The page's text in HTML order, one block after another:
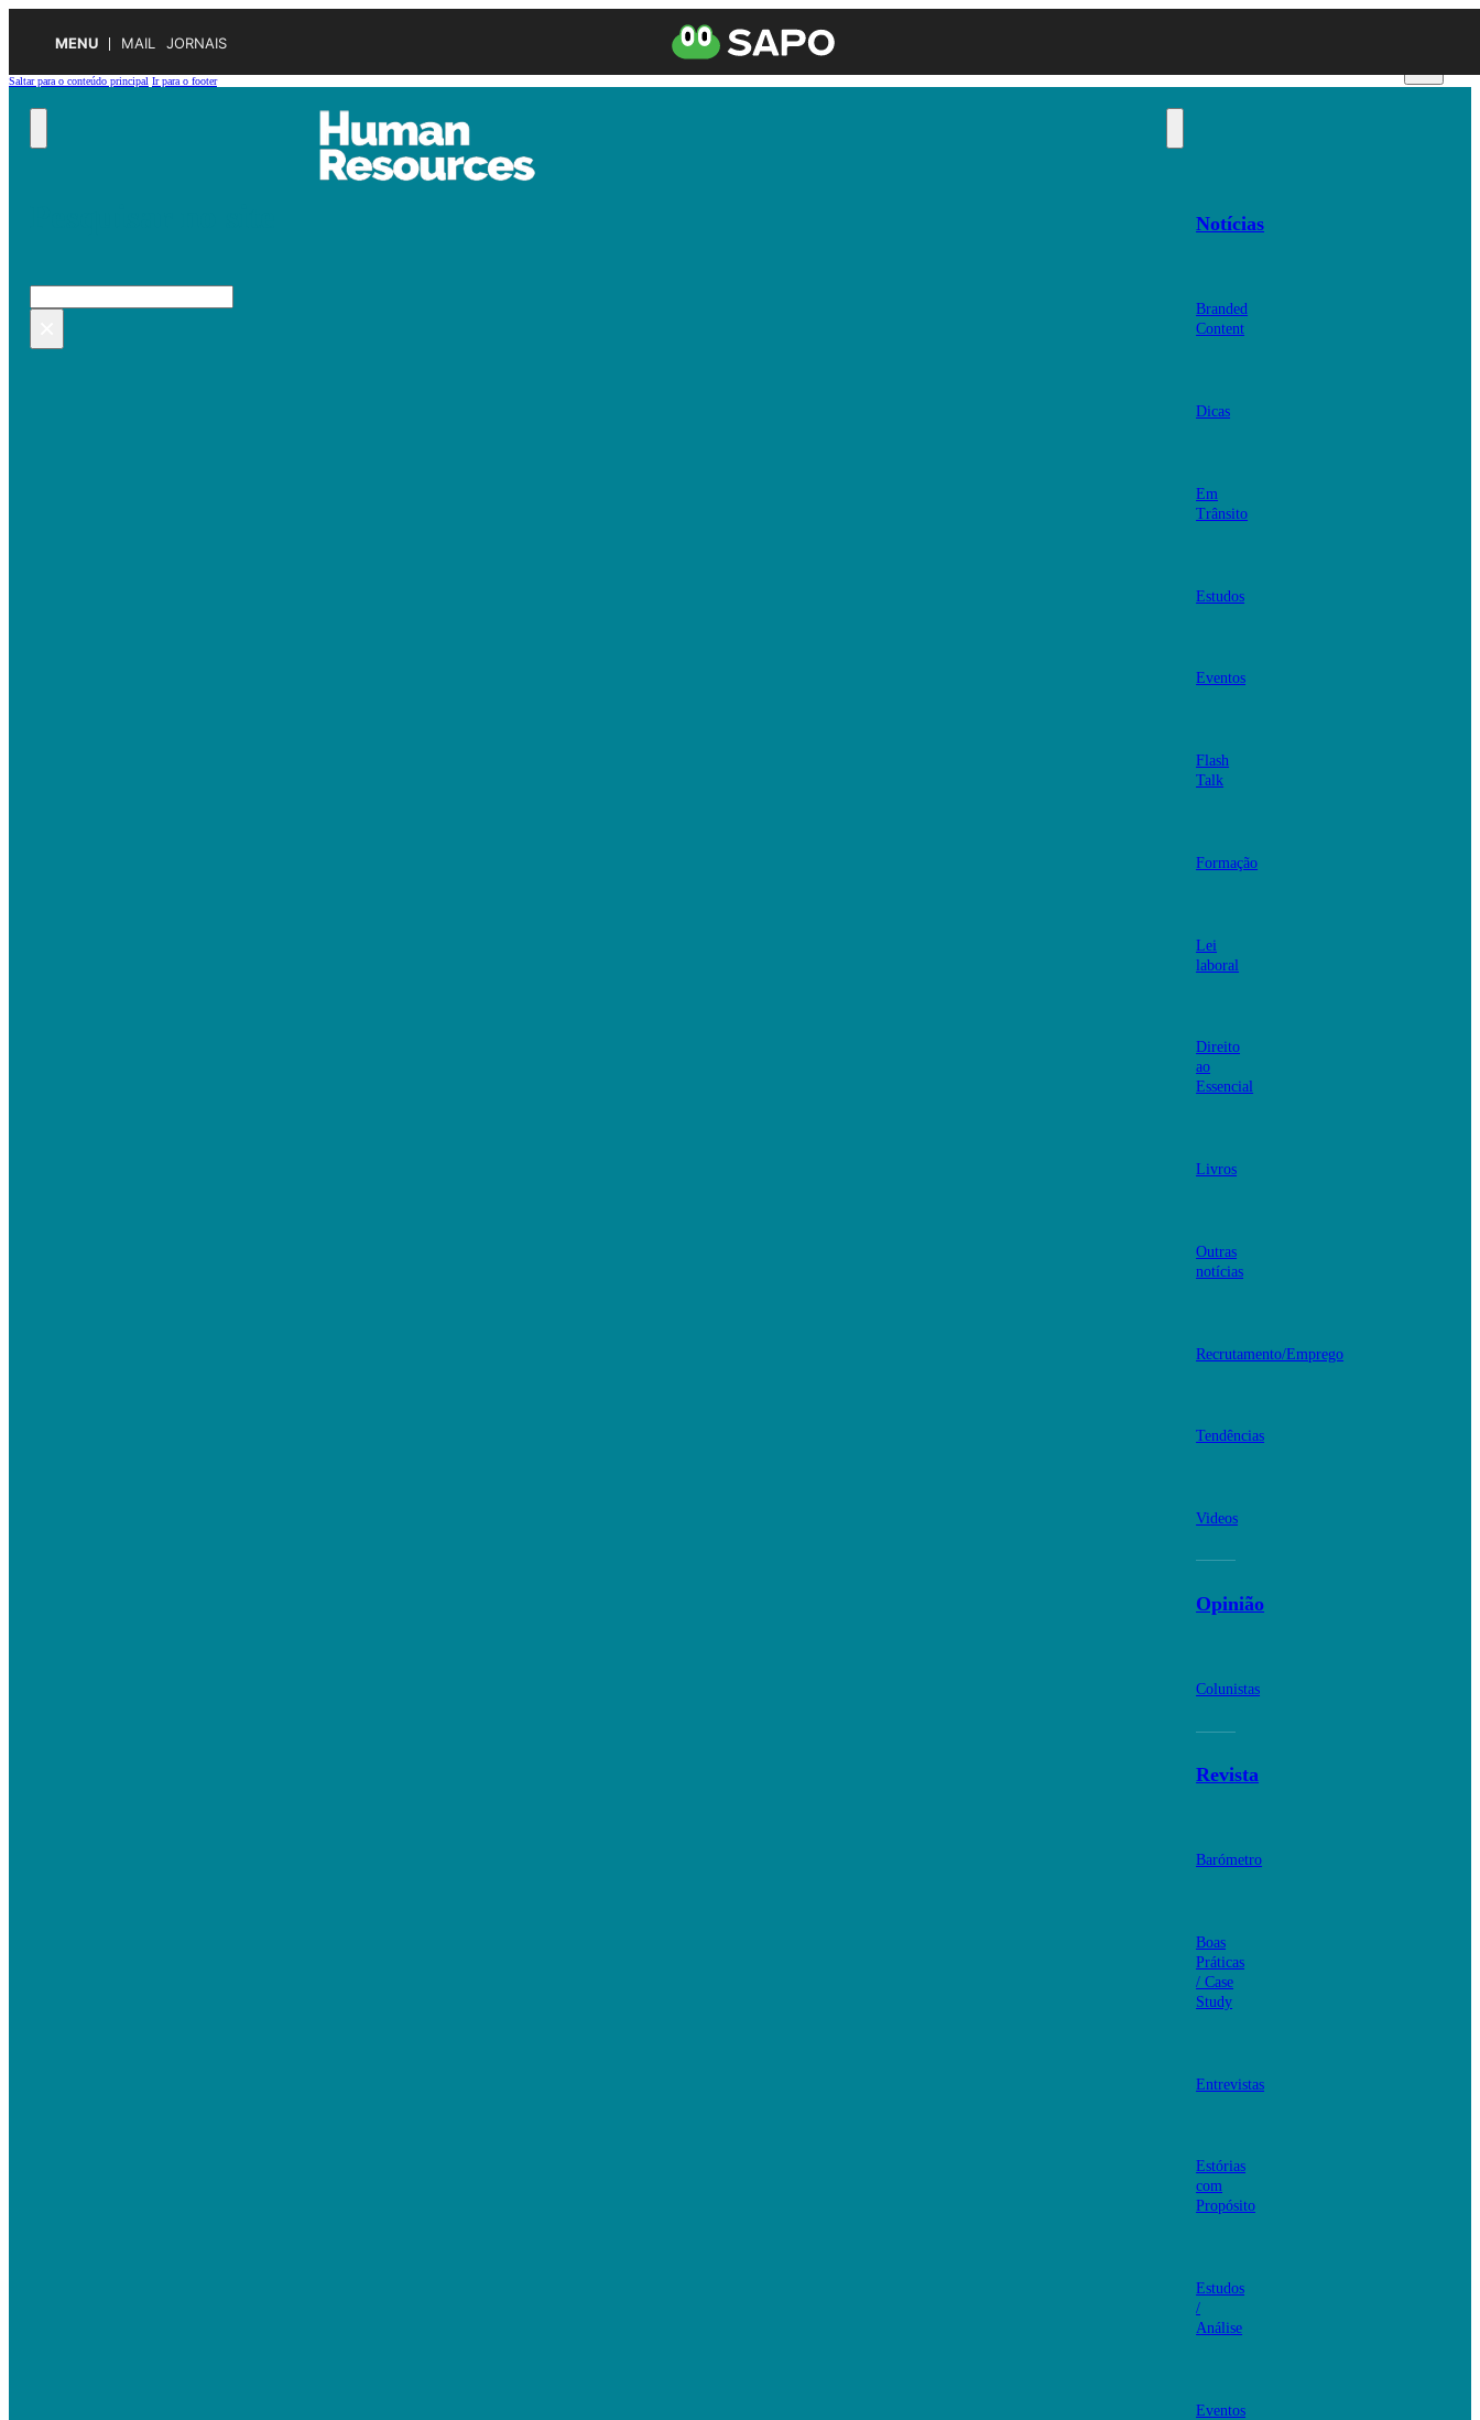
MENU MAIL JORNAIS
Saltar para o conteúdo principal Ir para o footer
Pesquisar
Notícias
Branded
Content
Dicas
Em
Trânsito
Estudos
Eventos
Flash
Talk
Formação
Lei
laboral
Direito
ao
Essencial
Livros
Outras
notícias
Recrutamento/Emprego
Tendências
Videos
Opinião
Colunistas
Revista
Barómetro
Boas
Práticas
/ Case
Study
Entrevistas
Estórias
com
Propósito
Estudos
/
Análise
Eventos